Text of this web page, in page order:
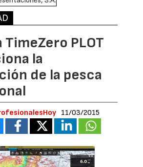
TimeZero PLOT
la
de la pesca
11/03/2015